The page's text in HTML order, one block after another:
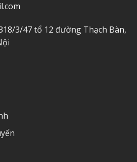
3/47 tổ 12 đường Thạch Bàn,